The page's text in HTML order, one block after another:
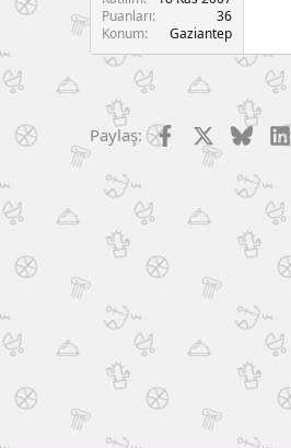
Puanları
36
Konum
Gaziantep
Paylaş: FacebookX (Twitter)